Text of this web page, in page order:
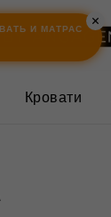
Кровати
И МАТРАС